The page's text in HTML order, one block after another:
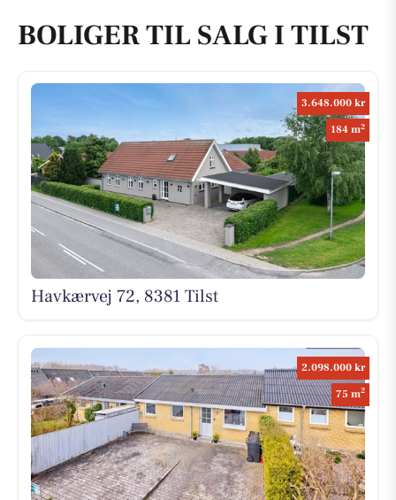
BOLIGER TIL SALG I TILST
3.648.000 kr
184 m2
Havkærvej 72, 8381 Tilst
2.098.000 kr
75 m2